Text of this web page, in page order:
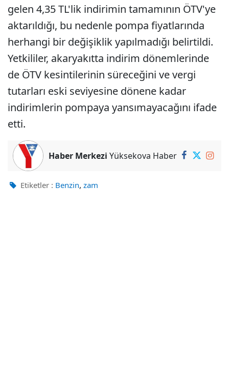
gelen 4,35 TL'lik indirimin tamamının ÖTV'ye
aktarıldığı, bu nedenle pompa fiyatlarında
herhangi bir değişiklik yapılmadığı belirtildi.
Yetkililer, akaryakıtta indirim dönemlerinde
de ÖTV kesintilerinin süreceğini ve vergi
tutarları eski seviyesine dönene kadar
indirimlerin pompaya yansımayacağını ifade
etti.
Haber Merkezi Yüksekova Haber
Etiketler : Benzin, zam